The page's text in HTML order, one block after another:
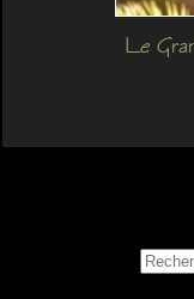
Le
Search